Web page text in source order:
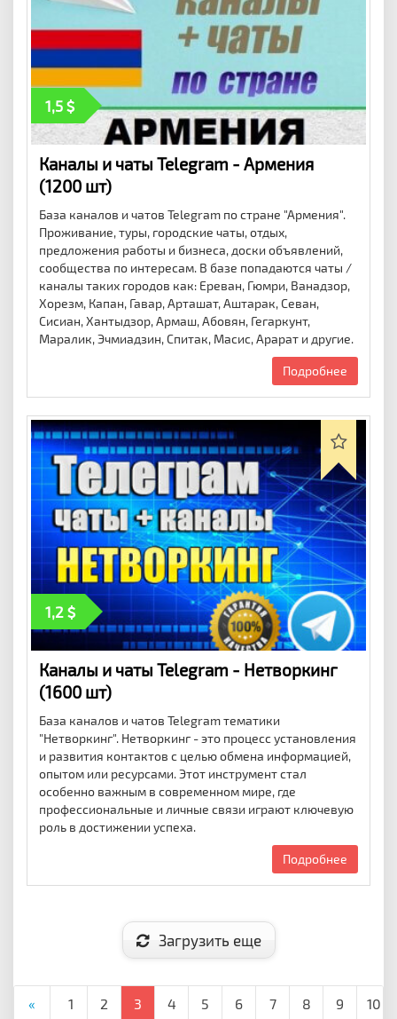
1,5
Каналы и чаты Telegram - Армения
(1200 шт)
База каналов и чатов Telegram по стране "Армения".
Проживание, туры, городские чаты, отдых,
предложения работы и бизнеса, доски объявлений,
сообщества по интересам. В базе попадаются чаты /
каналы таких городов как: Ереван, Гюмри, Ванадзор,
Хорезм, Капан, Гавар, Арташат, Аштарак, Севан,
Сисиан, Хантыдзор, Армаш, Абовян, Гегаркунт,
Маралик, Эчмиадзин, Спитак, Масис, Арарат и другие.
Подробнее
1,2
Каналы и чаты Telegram - Нетворкинг
(1600 шт)
База каналов и чатов Telegram тематики
"Нетворкинг". Нетворкинг - это процесс установления
и развития контактов с целью обмена информацией,
опытом или ресурсами. Этот инструмент стал
особенно важным в современном мире, где
профессиональные и личные связи играют ключевую
роль в достижении успеха.
Подробнее
Загрузить еще
« 1 2 3 4 5 6 7 8 9 10